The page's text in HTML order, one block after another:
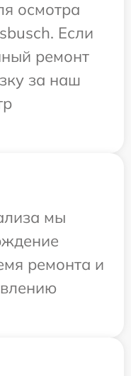
осмотра
Если
ремонт
за наш
мы
ремонта и